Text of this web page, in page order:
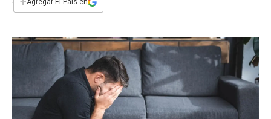
b
k
s
p
n
l
Agregar El País en